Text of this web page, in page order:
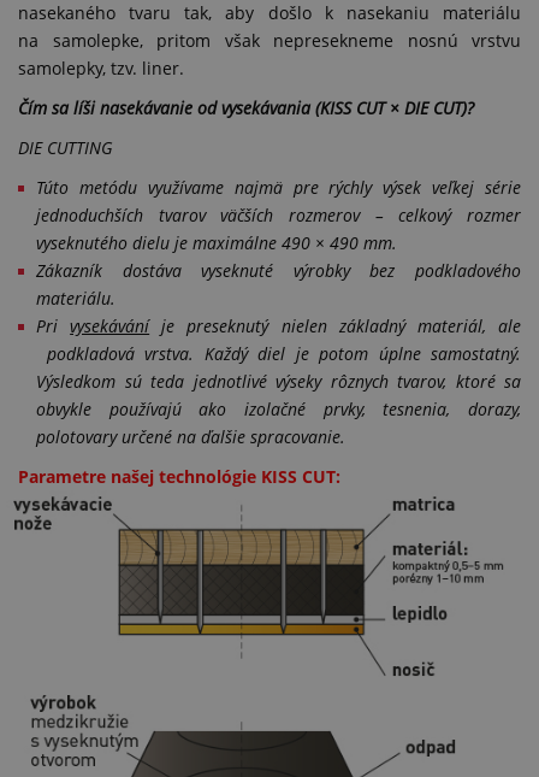
nasekaného tvaru tak, aby došlo k nasekaniu materiálu
na samolepke, pritom však nepresekneme nosnú vrstvu
samolepky, tzv. liner.
Čím sa líši nasekávanie od vysekávania (KISS CUT × DIE CUT)?
DIE CUTTING
Túto metódu využívame najmä pre rýchly výsek veľkej série
jednoduchších tvarov väčších rozmerov – celkový rozmer
vyseknutého dielu je maximálne 490 × 490 mm.
Zákazník dostáva vyseknuté výrobky bez podkladového
materiálu.
Privysekáváníje preseknutý nielen základný materiál, ale
podkladová vrstva. Každý diel je potom úplne samostatný.
Výsledkom sú teda jednotlivé výseky rôznych tvarov, ktoré sa
obvykle používajú ako izolačné prvky, tesnenia, dorazy,
polotovary určené na ďalšie spracovanie.
Parametre našej technológie KISS CUT: